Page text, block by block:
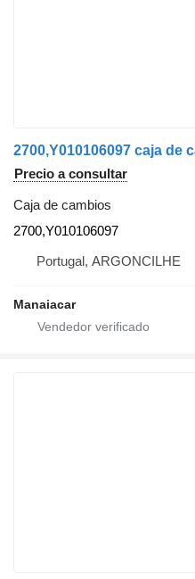
Precio a consultar
Caja de cambios
2700,Y010106097
Portugal, ARGONCILHE
Manaiacar